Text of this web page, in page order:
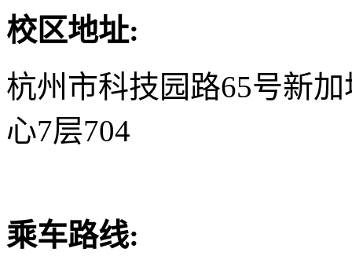
校区地址:
杭州市科技园路65号新
心7层704
乘车路线: